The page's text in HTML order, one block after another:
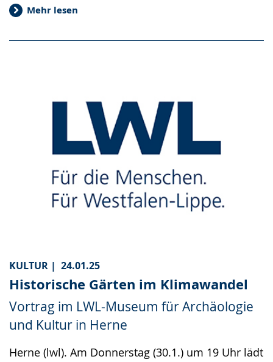
Mehr lesen
KULTUR | 24.01.25
Historische Gärten im Klimawandel
Vortrag im LWL-Museum für Archäologie
und Kultur in Herne
Herne (lwl). Am Donnerstag (30.1.) um 19 Uhr lädt